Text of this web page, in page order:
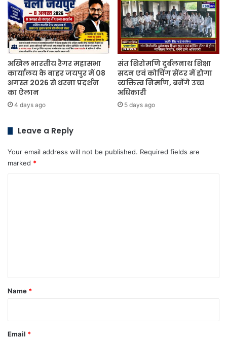
अखिल भारतीय रैगर महासभा
कार्यालय के बाहर जयपुर में 08
अगस्त 2026 से धरना प्रदर्शन
का ऐलान
4 days ago
संत शिरोमणि दुर्बलनाथ शिक्षा
सदन एवं कोचिंग सेंटर में होगा
व्यक्तित्व निर्माण, बनेंगे उच्च
अधिकारी
5 days ago
Leave a Reply
Your email address will not be published. Required fields are
marked *
*
Name *
Email *